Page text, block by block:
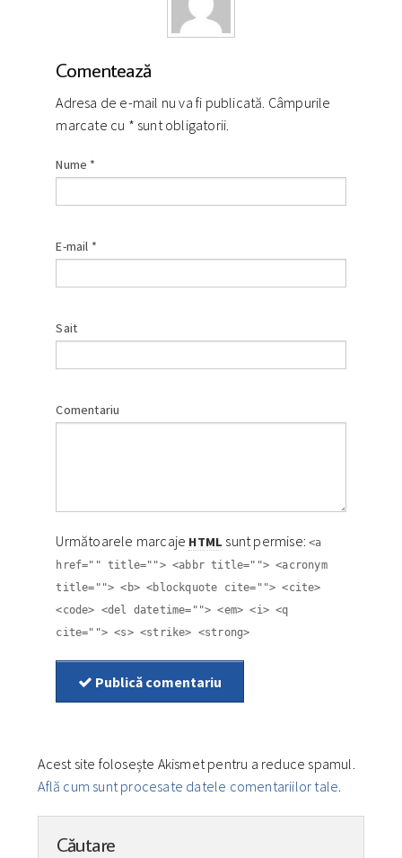
Comentează
Adresa de e-mail nu va fi publicată. Câmpurile
marcate cu * sunt obligatorii.
Nume *
E-mail *
Sait
Comentariu
Următoarele marcaje HTML sunt permise:<a
href="" title=""> <abbr title=""> <acronym
title=""> <b> <blockquote cite=""> <cite>
<code> <del datetime=""> <em> <i> <q
cite=""> <s> <strike> <strong>
Publică comentariu
Acest site folosește Akismet pentru a reduce spamul.
Află cum sunt procesate datele comentariilor tale.
Căutare